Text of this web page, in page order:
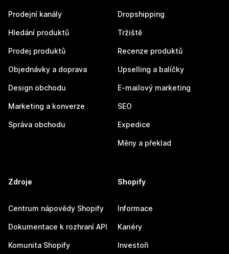
Prodejní kanály
Hledání produktů
Prodej produktů
Objednávky a doprava
Design obchodu
Marketing a konverze
Správa obchodu
Dropshipping
Tržiště
Recenze produktů
Upselling a balíčky
E-mailový marketing
SEO
Expedice
Měny a překlad
Zdroje
Centrum nápovědy Shopify
Dokumentace k rozhraní API
Komunita Shopify
Shopify
Informace
Kariéry
Investoři